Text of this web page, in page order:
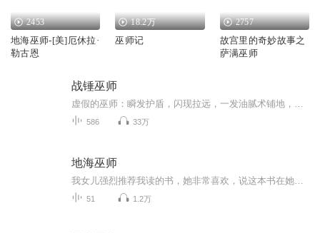
2453
地海巫师-[美]厄休拉·
勒古恩
18.2万
巫师记
2757
故宫里的奇妙故事之
萨满巫师
战锤巫师
586 33万
地海巫师
51 1.2万